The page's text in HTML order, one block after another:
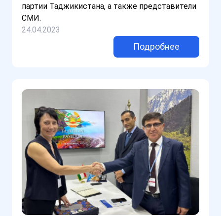
партии Таджикистана, а также представители
СМИ.
24.04.2023
Подробнее